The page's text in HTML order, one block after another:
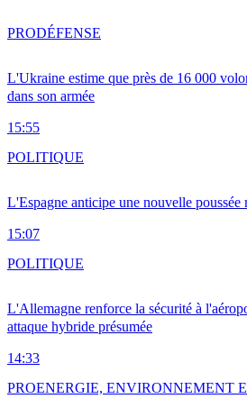
L'Ukraine estime que près de 16 000
dans son armée
15:55
PRODÉFENSE
L'Espagne anticipe une nouvelle poussée
15:07
POLITIQUE
L'Allemagne renforce la sécurité à
attaque hybride présumée
14:33
POLITIQUE
PROENERGIE, ENVIRONNEMENT